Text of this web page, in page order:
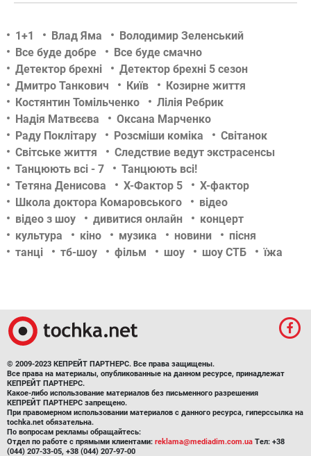
1+1 Влад Яма
Володимир Зеленський
Все буде добре
Все буде смачно
Детектор брехні
Детектор брехні 5 сезон
Дмитро Танкович
Київ
Козирне життя
Костянтин Томільченко
Лілія Ребрик
Надія Матвєєва
Оксана Марченко
Раду Поклітару
Розсміши коміка
Світанок
Світське життя
Следствие ведут экстрасенсы
Танцюють всі - 7
Танцюють всі!
Тетяна Денисова
Х-Фактор 5
Х-фактор
Школа доктора Комаровського
відео
відео з шоу
дивитися онлайн
концерт
культура
кіно музика новини
пісня
танці
тб-шоу фільм шоу шоу СТБ їжа
© 2009-2023 КЕПРЕЙТ ПАРТНЕРС. Все права защищены.
Все права на материалы, опубликованные на данном ресурсе, принадлежат
КЕПРЕЙТ ПАРТНЕРС.
Какое-либо использование материалов без письменного разрешения
КЕПРЕЙТ ПАРТНЕРС запрещено.
При правомерном использовании материалов с данного ресурса, гиперссылка на
tochka.net обязательна.
По вопросам рекламы обращайтесь:
Отдел по работе с прямыми клиентами: reklama@mediadim.com.ua Тел: +38
(044) 207-33-05, +38 (044) 207-97-00